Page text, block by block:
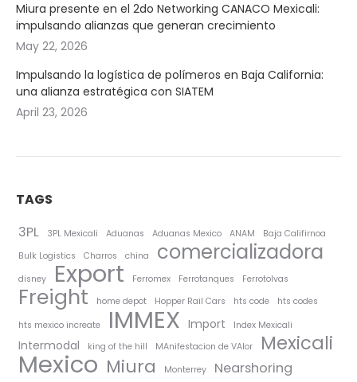
Miura presente en el 2do Networking CANACO Mexicali:
impulsando alianzas que generan crecimiento
May 22, 2026
Impulsando la logística de polímeros en Baja California:
una alianza estratégica con SIATEM
April 23, 2026
TAGS
3PL
3PL Mexicali Aduanas Aduanas Mexico ANAM
Baja Califirnoa
Bulk Logistics
Charros china comercializadora
disney Export Ferromex Ferrotanques Ferrotolvas
Freight home depot Hopper Rail Cars hts code
hts codes
hts mexico increate
IMMEX Import Index Mexicali
Intermodal king of the hill MAnifestacion de VAlor Mexicali
Mexico Miura Monterrey Nearshoring